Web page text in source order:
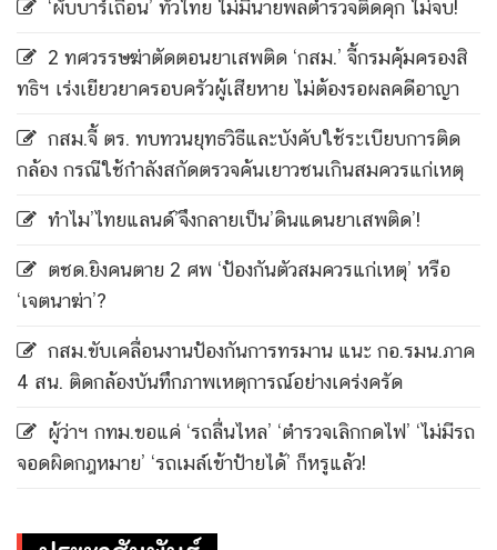
‘ผับบาร์เถื่อน’ ทั่วไทย ไม่มีนายพลตำรวจติดคุก ไม่จบ!
2 ทศวรรษฆ่าตัดตอนยาเสพติด ‘กสม.’ จี้กรมคุ้มครองสิ
ทธิฯ เร่งเยียวยาครอบครัวผู้เสียหาย ไม่ต้องรอผลคดีอาญา
กสม.จี้ ตร. ทบทวนยุทธวิธีและบังคับใช้ระเบียบการติด
กล้อง กรณีใช้กำลังสกัดตรวจค้นเยาวชนเกินสมควรแก่เหตุ
ทำไม’ไทยแลนด์’จึงกลายเป็น’ดินแดนยาเสพติด’!
ตชด.ยิงคนตาย 2 ศพ ‘ป้องกันตัวสมควรแก่เหตุ’ หรือ
‘เจตนาฆ่า’?
กสม.ขับเคลื่อนงานป้องกันการทรมาน แนะ กอ.รมน.ภาค
4 สน. ติดกล้องบันทึกภาพเหตุการณ์อย่างเคร่งครัด
ผู้ว่าฯ กทม.ขอแค่ ‘รถลื่นไหล’ ‘ตำรวจเลิกกดไฟ’ ‘ไม่มีรถ
จอดผิดกฎหมาย’ ‘รถเมล์เข้าป้ายได้’ ก็หรูแล้ว!